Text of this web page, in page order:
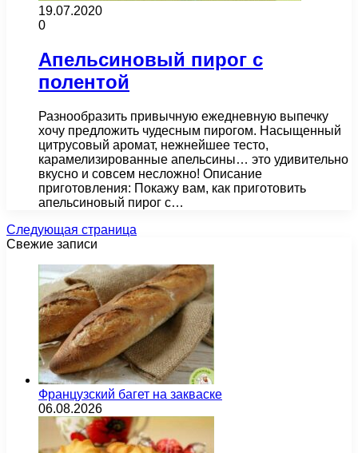
19.07.2020
0
Апельсиновый пирог с
полентой
Разнообразить привычную ежедневную выпечку
хочу предложить чудесным пирогом. Насыщенный
цитрусовый аромат, нежнейшее тесто,
карамелизированные апельсины… это удивительно
вкусно и совсем несложно! Описание
приготовления: Покажу вам, как приготовить
апельсиновый пирог с…
Следующая страница
Свежие записи
Французский багет на закваске
06.08.2026